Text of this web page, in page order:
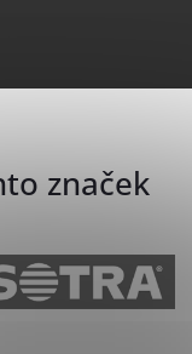
značek